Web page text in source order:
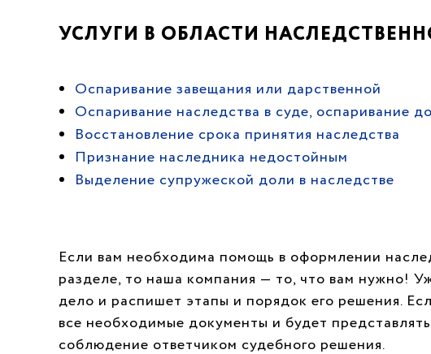
УСЛУГИ В ОБЛАСТИ
Оспаривание завещания или дарственной
Оспаривание наследства в суде, оспаривание
Восстановление срока принятия наследства
Признание наследника недостойным
Выделение супружеской доли в наследстве
Если вам необходима помощь в оформлении
разделе, то наша компания — то, что вам нужно!
дело и распишет этапы и порядок его решения.
все необходимые документы и будет
соблюдение ответчиком судебного решения.